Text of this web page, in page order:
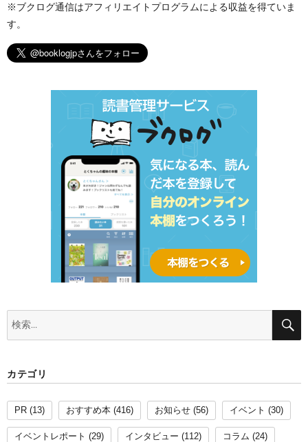
※ブクログ通信はアフィリエイトプログラムによる収益を得ていま
す。
検
カテゴリ
PR (13) おすすめ本 (416) お知らせ (56) イベント (30)
イベントレポート (29) インタビュー (112) コラム (24)